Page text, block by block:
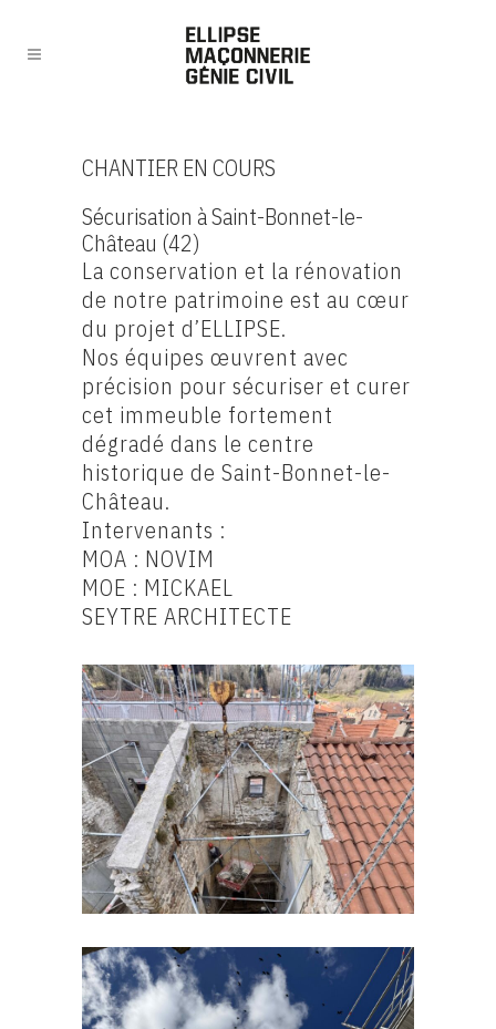
CHANTIER EN COURS
Sécurisation à Saint-Bonnet-le-
Château (42)
La conservation et la rénovation
de notre patrimoine est au cœur
du projet d’ELLIPSE.
Nos équipes œuvrent avec
précision pour sécuriser et curer
cet immeuble fortement
dégradé dans le centre
historique de Saint-Bonnet-le-
Château.
Intervenants :
MOA : NOVIM
MOE : MICKAEL
SEYTRE ARCHITECTE